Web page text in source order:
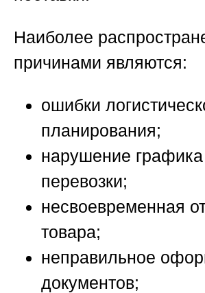
Наиболее
причинами являются:
ошибки
планирования;
нарушение графика
перевозки;
несвоевременная
товара;
неправильное
документов;